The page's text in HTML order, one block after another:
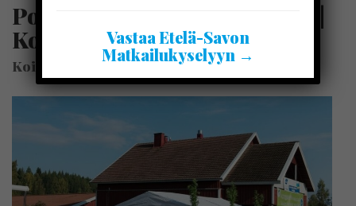
PopUp la 12.9. | Elomarkkinat |
Koivikon Kartano, Kitee
Koivikon Kartano Oy
Vastaa Etelä-Savon
Matkailukyselyyn →